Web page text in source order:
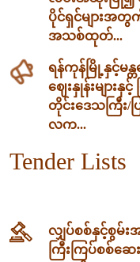
ပိုင်ရှင်များအ
အသစ်ထုတ်...
ရန်ကုန်မြို့နှင့်မ
ဈေးနှုန်းများနှ
တိုင်းဒေသကြီး/
လက...
Tender Lists
လျှပ်စစ်နှင့်စွမ်း
ကြီးကြပ်စစ်ဆေ